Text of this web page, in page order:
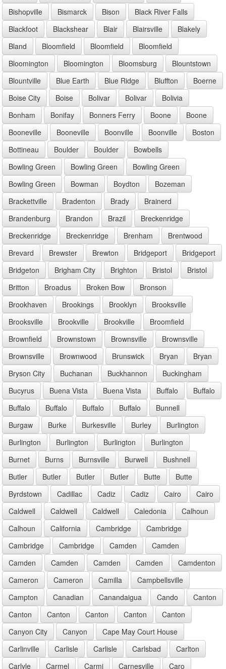
Bishopville
Bismarck Bison
Black River Falls
Blackfoot
Blackshear Blair Blairsville
Blakely
Bland
Bloomfield Bloomfield
Bloomfield
Bloomington
Bloomington Bloomsburg
Blountstown
Blountville
Blue Earth Blue Ridge Bluffton
Boerne
Boise City
Boise Bolivar Bolivar
Bolivia
Bonham
Bonifay Bonners Ferry Boone
Boone
Booneville
Booneville Boonville Boonville
Boston
Bottineau
Boulder Boulder
Bowbells
Bowling Green
Bowling Green
Bowling Green
Bowling Green
Bowman Boydton
Bozeman
Brackettville
Bradenton Brady
Brainerd
Brandenburg
Brandon Brazil
Breckenridge
Breckenridge
Breckenridge Brenham
Brentwood
Brevard
Brewster Brewton Bridgeport
Bridgeport
Bridgeton
Brigham City Brighton Bristol
Bristol
Britton
Broadus Broken Bow
Bronson
Brookhaven
Brookings Brooklyn
Brooksville
Brooksville
Brookville Brookville
Broomfield
Brownfield
Brownstown Brownsville
Brownsville
Brownsville
Brownwood Brunswick Bryan
Bryan
Bryson City
Buchanan Buckhannon
Buckingham
Bucyrus
Buena Vista Buena Vista Buffalo
Buffalo
Buffalo
Buffalo Buffalo Buffalo
Bunnell
Burgaw
Burke Burkesville Burley
Burlington
Burlington
Burlington Burlington
Burlington
Burnet
Burns Burnsville Burwell
Bushnell
Butler
Butler Butler Butler Butte
Butte
Byrdstown
Cadillac Cadiz Cadiz Cairo
Cairo
Caldwell
Caldwell Caldwell Caledonia
Calhoun
Calhoun
California Cambridge
Cambridge
Cambridge
Cambridge Camden
Camden
Camden
Camden Camden Camden
Camdenton
Cameron
Cameron Camilla
Campbellsville
Campton
Canadian Canandaigua Cando
Canton
Canton
Canton Canton Canton
Canton
Canyon City
Canyon
Cape May Court House
Carlinville
Carlisle Carlisle Carlsbad
Carlton
Carlyle
Carmel Carmi Carnesville Caro